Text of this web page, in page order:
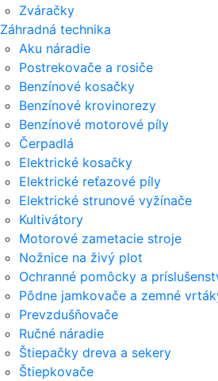
Zváračky
Záhradná technika
Aku náradie
Postrekovače a rosiče
Benzínové kosačky
Benzínové krovinorezy
Benzínové motorové píly
Čerpadlá
Elektrické kosačky
Elektrické reťazové píly
Elektrické strunové vyžínače
Kultivátory
Motorové zametacie stroje
Nožnice na živý plot
Ochranné pomôcky a
Pôdne jamkovače a zemné
Prevzdušňovače
Ručné náradie
Štiepačky dreva a sekery
Štiepkovače